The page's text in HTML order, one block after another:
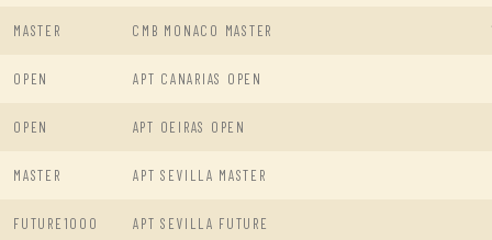
MASTER CMB MONACO MASTER
OPEN APT CANARIAS OPEN
OPEN APT OEIRAS OPEN
MASTER APT SEVILLA MASTER
FUTURE1000 APT SEVILLA FUTURE